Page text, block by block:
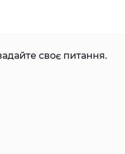
своє питання.